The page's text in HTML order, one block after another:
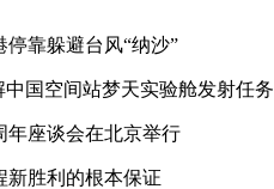
靠躲避台风“纳沙”
国空间站梦天实验舱发射任务
年座谈会在北京举行
新胜利的根本保证